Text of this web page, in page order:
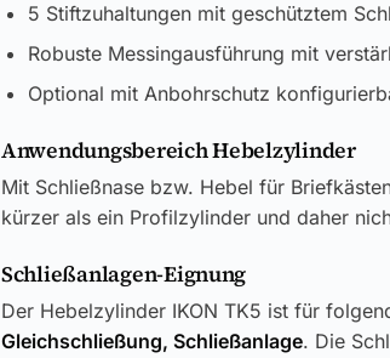
5 Stiftzuhaltungen mit geschütztem
Robuste Messingausführung mit
Optional mit Anbohrschutz
Anwendungsbereich Hebelzylinder
Mit Schließnase bzw. Hebel für
kürzer als ein Profilzylinder und daher
Schließanlagen-Eignung
Der Hebelzylinder IKON TK5 ist für
Gleichschließung, Schließanlage. Die